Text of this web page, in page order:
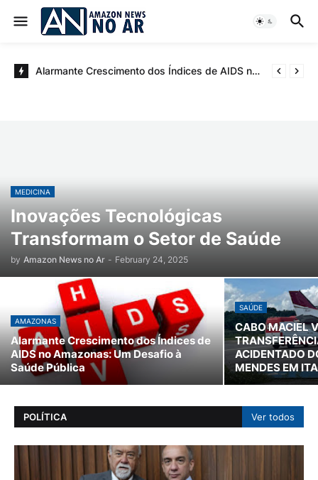
Alarmante Crescimento dos Índices de AIDS no Amazonas: Um Desafio à Saúde Pública
MEDICINA
Inovações Tecnológicas
Transformam o Setor de Saúde
by Amazon News no Ar - February 24, 2025
AMAZONAS
Alarmante Crescimento dos Índices de
AIDS no Amazonas: Um Desafio à
Saúde Pública
SAÚDE
CABO MACIEL
ACIDENTADO
MENDES EM
POLÍTICA Ver todos